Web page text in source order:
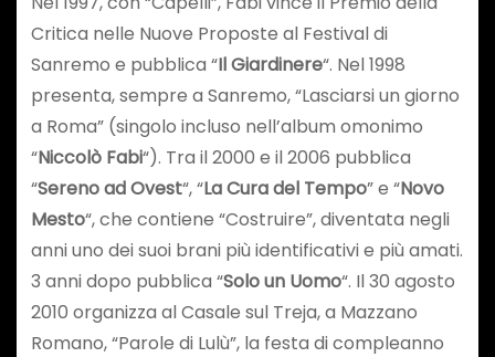
Critica nelle Nuove Proposte al Festival di
Sanremo e pubblica “Il Giardinere“. Nel 1998
presenta, sempre a Sanremo, “Lasciarsi un giorno
a Roma” (singolo incluso nell’album omonimo
“Niccolò Fabi“). Tra il 2000 e il 2006 pubblica
“Sereno ad Ovest“, “La Cura del Tempo” e “Novo
Mesto“, che contiene “Costruire”, diventata negli
anni uno dei suoi brani più identificativi e più amati.
3 anni dopo pubblica “Solo un Uomo“. Il 30 agosto
2010 organizza al Casale sul Treja, a Mazzano
Romano, “Parole di Lulù”, la festa di compleanno